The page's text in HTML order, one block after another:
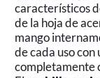
característicos
de la hoja de
mango
de cada uso
completamente